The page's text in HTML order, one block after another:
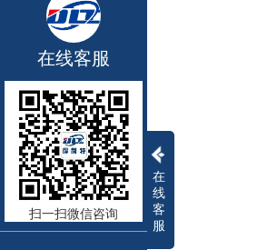
在
线
客
服
在线客服
扫一扫微信咨询